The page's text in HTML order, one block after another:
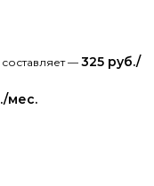
— 325 руб./
мес.